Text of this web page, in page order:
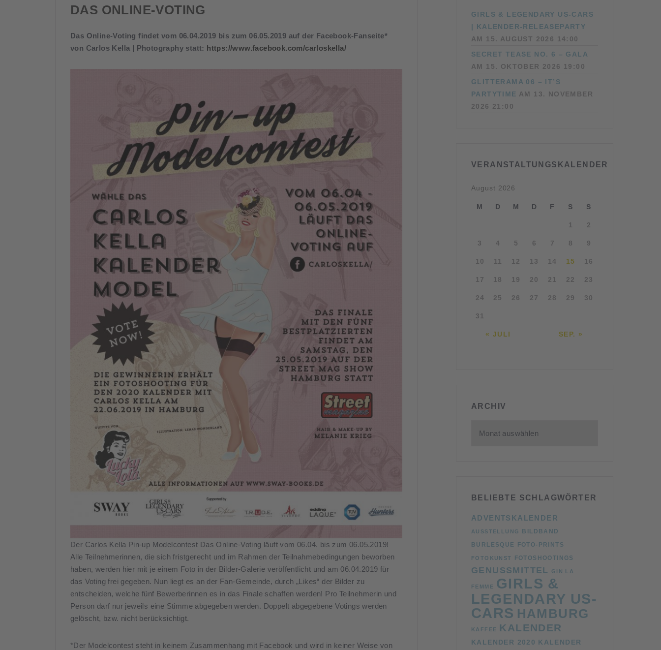
DAS ONLINE-VOTING
Das Online-Voting findet vom 06.04.2019 bis zum 06.05.2019 auf der Facebook-Fanseite*
von Carlos Kella | Photography statt: https://www.facebook.com/carloskella/
Der Carlos Kella Pin-up Modelcontest Das Online-Voting läuft vom 06.04. bis zum 06.05.2019!
Alle Teilnehmerinnen, die sich fristgerecht und im Rahmen der Teilnahmebedingungen beworben
haben, werden hier mit je einem Foto in der Bilder-Galerie veröffentlicht und am 06.04.2019 für
das Voting frei gegeben. Nun liegt es an der Fan-Gemeinde, durch „Likes“ der Bilder zu
entscheiden, welche fünf Bewerberinnen es in das Finale schaffen werden! Pro Teilnehmerin und
Person darf nur jeweils eine Stimme abgegeben werden. Doppelt abgegebene Votings werden
gelöscht, bzw. nicht berücksichtigt.
*Der Modelcontest steht in keinem Zusammenhang mit Facebook und wird in keiner Weise von
GIRLS & LEGENDARY US-CARS
| KALENDER-RELEASEPARTY
AM 15. AUGUST 2026 14:00
SECRET TEASE NO. 6 – GALA
AM 15. OKTOBER 2026 19:00
GLITTERAMA 06 – IT’S
PARTYTIME AM 13. NOVEMBER
2026 21:00
VERANSTALTUNGSKALENDER
August 2026
M D M D F S S
1 2
3 4 5 6 7 8 9
10 11 12 13 14 15 16
17 18 19 20 21 22 23
24 25 26 27 28 29 30
31
« JULI SEP. »
ARCHIV
BELIEBTE SCHLAGWÖRTER
ADVENTSKALENDER
AUSSTELLUNG
BILDBAND
BURLESQUE
FOTO-PRINTS
FOTOKUNST FOTOSHOOTINGS
GENUSSMITTEL GIN LA
FEMME GIRLS &
LEGENDARY US-
CARS HAMBURG
KAFFEE KALENDER
KALENDER 2020 KALENDER